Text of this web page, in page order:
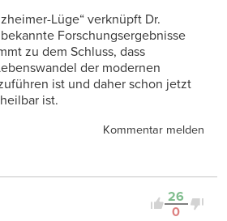
Lüge“ verknüpft Dr.
Forschungsergebnisse
zu dem Schluss, dass
der modernen
ist und daher schon jetzt
ist.
Kommentar melden
26
0